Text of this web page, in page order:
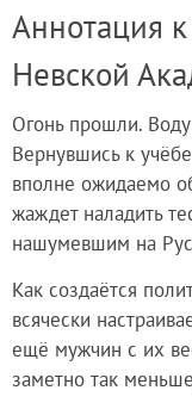
Аннотация
Невской
Огонь прошли.
Вернувшись к
вполне ожидаемо
жаждет наладить
нашумевшим на
Как создаётся
всячески
ещё мужчин с их
заметно так